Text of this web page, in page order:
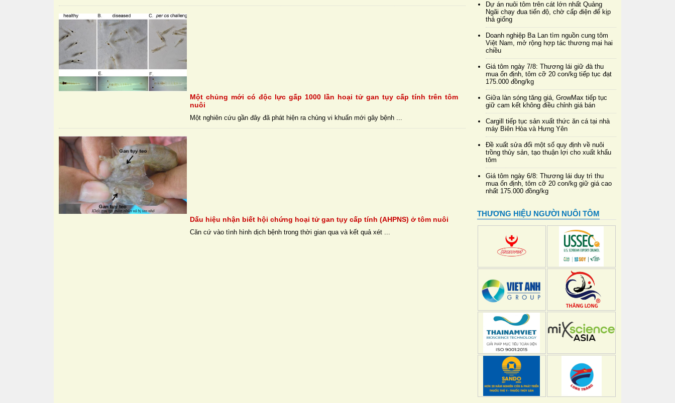
Một chủng mới có độc lực gấp 1000 lần hoại tử gan tụy cấp tính trên tôm
nuôi
Một nghiên cứu gần đây đã phát hiện ra chủng vi khuẩn mới gây bệnh ...
Dấu hiệu nhận biết hội chứng hoại tử gan tụy cấp tính (AHPNS) ở tôm nuôi
Căn cứ vào tình hình dịch bệnh trong thời gian qua và kết quả xét ...
Dự án nuôi tôm trên cát lớn nhất Quảng
Ngãi chạy đua tiến độ, chờ cấp điện để kịp
thả giống
Doanh nghiệp Ba Lan tìm nguồn cung tôm
Việt Nam, mở rộng hợp tác thương mại hai
chiều
Giá tôm ngày 7/8: Thương lái giữ đà thu
mua ổn định, tôm cỡ 20 con/kg tiếp tục đạt
175.000 đồng/kg
Giữa làn sóng tăng giá, GrowMax tiếp tục
giữ cam kết không điều chỉnh giá bán
Cargill tiếp tục sản xuất thức ăn cá tại nhà
máy Biên Hòa và Hưng Yên
Đề xuất sửa đổi một số quy định về nuôi
trồng thủy sản, tạo thuận lợi cho xuất khẩu
tôm
Giá tôm ngày 6/8: Thương lái duy trì thu
mua ổn định, tôm cỡ 20 con/kg giữ giá cao
nhất 175.000 đồng/kg
THƯƠNG HIỆU NGƯỜI NUÔI TÔM